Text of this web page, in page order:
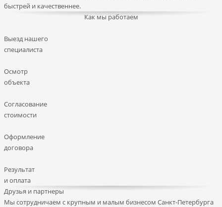
быстрей и качественнее.
Как мы работаем
Выезд нашего
специалиста
Осмотр
объекта
Согласование
стоимости
Оформление
договора
Результат
и оплата
Друзья и партнеры
Мы сотрудничаем с крупным и малым бизнесом Санкт-Петербурга